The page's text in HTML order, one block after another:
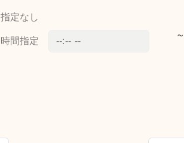
指定なし
時間指定
~